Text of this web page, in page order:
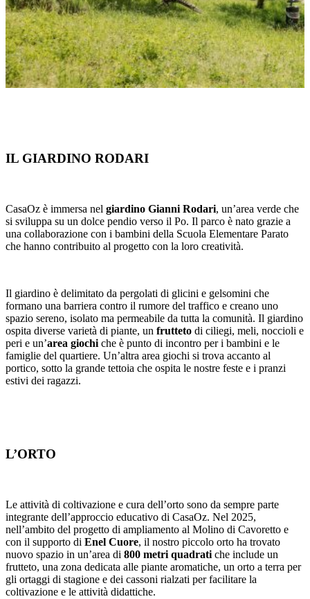
IL GIARDINO RODARI
CasaOz è immersa nel giardino Gianni Rodari, un’area verde che
si sviluppa su un dolce pendio verso il Po. Il parco è nato grazie a
una collaborazione con i bambini della Scuola Elementare Parato
che hanno contribuito al progetto con la loro creatività.
Il giardino è delimitato da pergolati di glicini e gelsomini che
formano una barriera contro il rumore del traffico e creano uno
spazio sereno, isolato ma permeabile da tutta la comunità. Il giardino
ospita diverse varietà di piante, un frutteto di ciliegi, meli, noccioli e
peri e un’area giochi che è punto di incontro per i bambini e le
famiglie del quartiere. Un’altra area giochi si trova accanto al
portico, sotto la grande tettoia che ospita le nostre feste e i pranzi
estivi dei ragazzi.
L’ORTO
Le attività di coltivazione e cura dell’orto sono da sempre parte
integrante dell’approccio educativo di CasaOz. Nel 2025,
nell’ambito del progetto di ampliamento al Molino di Cavoretto e
con il supporto di Enel Cuore, il nostro piccolo orto ha trovato
nuovo spazio in un’area di 800 metri quadrati che include un
frutteto, una zona dedicata alle piante aromatiche, un orto a terra per
gli ortaggi di stagione e dei cassoni rialzati per facilitare la
coltivazione e le attività didattiche.